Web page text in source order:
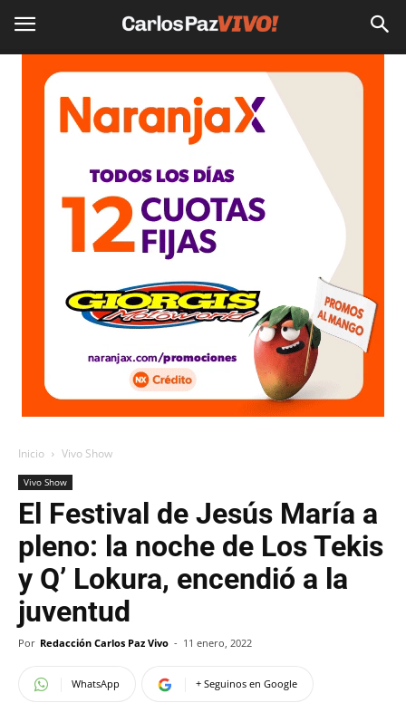
Inicio Vivo Show
Vivo Show
El Festival de Jesús María a
pleno: la noche de Los Tekis
y Q’ Lokura, encendió a la
juventud
Por Redacción Carlos Paz Vivo - 11 enero, 2022
WhatsApp + Seguinos en Google